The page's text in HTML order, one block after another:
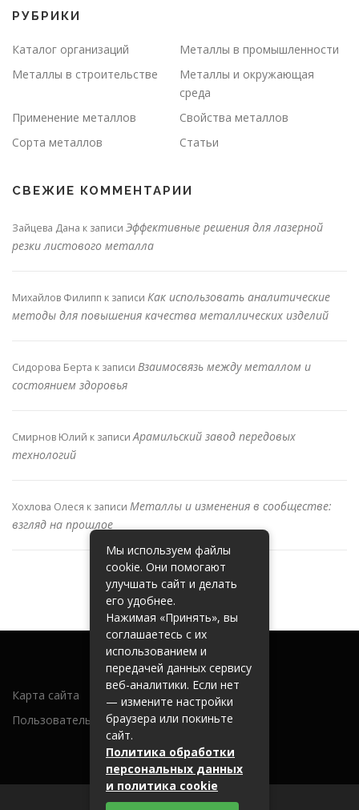
РУБРИКИ
Каталог организаций
Металлы в промышленности
Металлы в строительстве
Металлы и окружающая
среда
Применение металлов
Свойства металлов
Сорта металлов
Статьи
СВЕЖИЕ КОММЕНТАРИИ
Зайцева Дана к записи Эффективные решения для лазерной
резки листового металла
Михайлов Филипп к записи Как использовать аналитические
методы для повышения качества металлических изделий
Сидорова Берта к записи Взаимосвязь между металлом и
состоянием здоровья
Смирнов Юлий к записиАрамильский завод передовых
технологий
Хохлова Олеся к записи Металлы и изменения в сообществе:
взгляд на прошлое
Карта сайта
Пользовательское соглашение
Мы используем файлы
cookie. Они помогают
улучшать сайт и делать
его удобнее.
Нажимая «Принять», вы
соглашаетесь с их
использованием и
передачей данных сервису
веб-аналитики. Если нет
— измените настройки
браузера или покиньте
сайт.
Политика обработки
персональных данных
и политика cookie